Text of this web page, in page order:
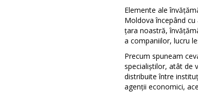
Elemente ale
Moldova începând
țara noastră,
a companiilor, lucru
Precum spuneam
specialiștilor, atât de
distribuite între
agenții economici,